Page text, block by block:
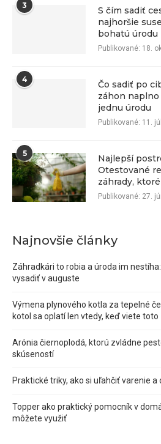
3
S čím sadiť
najhoršie
bohatú úrodu
Publikované: 18.
4
Čo sadiť po
záhon
jednu úrodu
Publikované: 11.
5
Najlepší
Otestované
záhrady,
Publikované: 27.
Najnovšie články
Záhradkári to robia a úroda im
vysadiť v auguste
Výmena plynového kotla za tepelné
kotol sa oplatí len vtedy, keď viete toto
Arónia čiernoplodá, ktorú zvládne
skúseností
Praktické triky, ako si uľahčiť varenie
Topper ako praktický pomocník v
môžete využiť